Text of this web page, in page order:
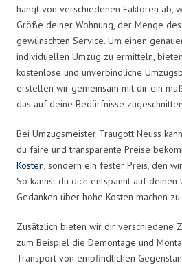
hängt von verschiedenen Faktoren ab,
Größe deiner Wohnung, der Menge
gewünschten Service. Um einen
individuellen Umzug zu ermitteln,
kostenlose und unverbindliche
erstellen wir gemeinsam mit dir ein
das auf deine Bedürfnisse
Bei Umzugsmeister Traugott Neuss
du faire und transparente Preise
Kosten, sondern ein fester Preis, den
So kannst du dich entspannt auf
Gedanken über hohe Kosten machen zu
Zusätzlich bieten wir dir verschiedene
zum Beispiel die Demontage und
Transport von empfindlichen